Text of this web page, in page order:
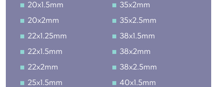
20x1.5mm
20x2mm
22x1.25mm
22x1.5mm
22x2mm
25x1.5mm
35x2mm
35x2.5mm
38x1.5mm
38x2mm
38x2.5mm
40x1.5mm